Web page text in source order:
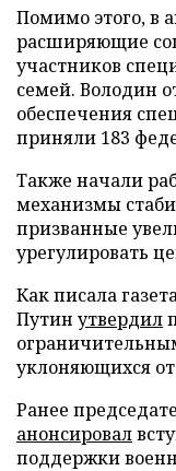
Помимо этого, в
расширяющие
участников
семей. Володин
обеспечения
приняли 183
Также начали
механизмы
призванные
урегулировать
Как писала
Путин утвердил
уклоняющихся
Ранее
анонсировал
поддержки